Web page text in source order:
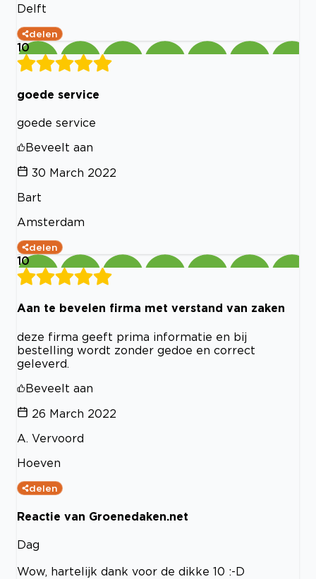
Delft
delen
10
goede service
goede service
Beveelt aan
30 March 2022
Bart
Amsterdam
delen
10
Aan te bevelen firma met verstand van zaken
deze firma geeft prima informatie en bij
bestelling wordt zonder gedoe en correct
geleverd.
Beveelt aan
26 March 2022
A. Vervoord
Hoeven
delen
Reactie van Groenedaken.net
Dag
Wow, hartelijk dank voor de dikke 10 :-D